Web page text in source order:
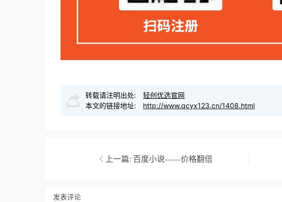
转载请注明出处:
轻创优选官网
本文的链接地址:
http://www.qcyx123.cn/1408.html
上一篇: 百度小说——价格翻倍
发表评论